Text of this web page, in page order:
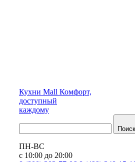
Кухни Mall Комфорт,
доступный
каждому
Поиск
ПН-ВС
с 10:00 до 20:00